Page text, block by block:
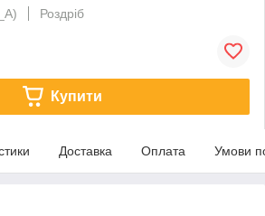
Роздріб
Купити
Доставка Оплата Умови